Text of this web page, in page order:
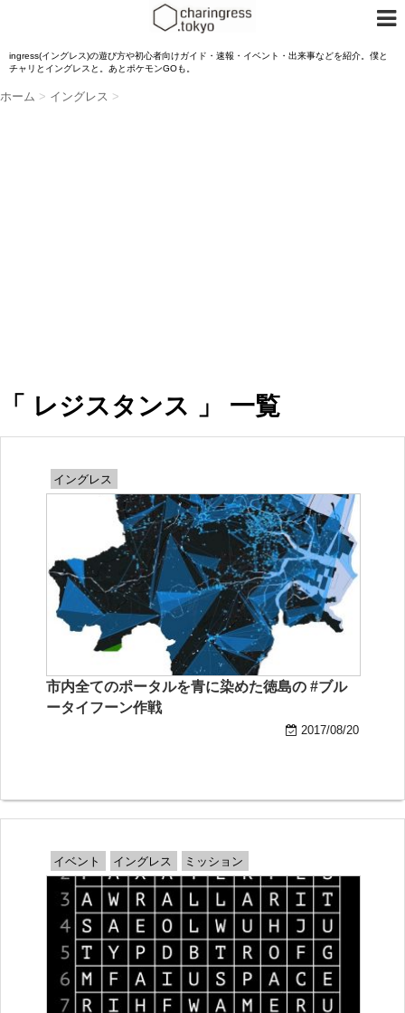
ingress(イングレス)の遊び方や初心者向けガイド・速報・イベント・出来事などを紹介。僕と
チャリとイングレスと。あとポケモンGOも。
ホーム > イングレス >
「 レジスタンス 」 一覧
イングレス
市内全てのポータルを青に染めた徳島の #ブル
ータイフーン作戦
2017/08/20
イベント イングレス ミッション